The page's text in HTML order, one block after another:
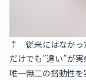
↑ 従来にはなかっ
だけでも”違い”が実
唯一無二の摺動性を